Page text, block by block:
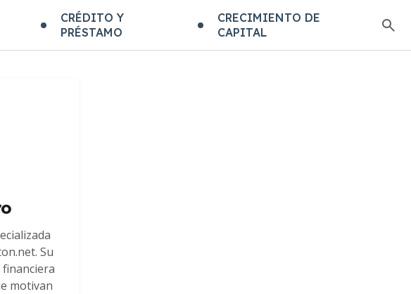
CRÉDITO Y
PRÉSTAMO
CRECIMIENTO DE
CAPITAL
Su
motivan